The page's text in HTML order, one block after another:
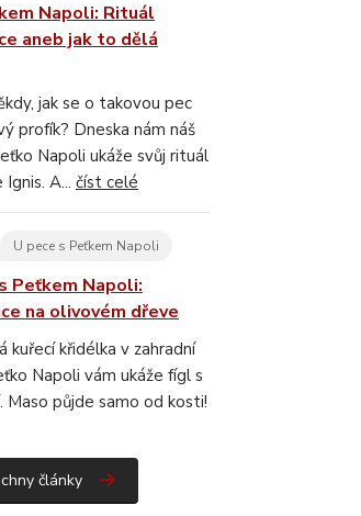
Napoli: Rituál
aneb jak to dělá
jak se o takovou pec
profík? Dneska nám náš
Napoli ukáže svůj rituál
A... číst celé
U pece s Peťkem Napoli
Peťkem Napoli:
na olivovém dřeve
kuřecí křidélka v zahradní
Napoli vám ukáže fígl s
Maso půjde samo od kosti!
články